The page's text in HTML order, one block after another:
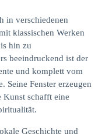
in verschiedenen
klassischen Werken
hin zu
beeindruckend ist der
und komplett vom
Seine Fenster erzeugen
Kunst schafft eine
Geschichte und